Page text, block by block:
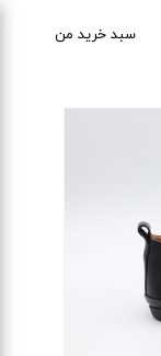
سبد خرید من